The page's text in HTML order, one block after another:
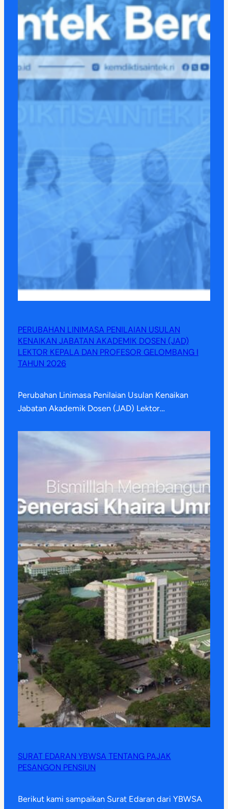
PERUBAHAN LINIMASA PENILAIAN USULAN
KENAIKAN JABATAN AKADEMIK DOSEN (JAD)
LEKTOR KEPALA DAN PROFESOR GELOMBANG I
TAHUN 2026
Perubahan Linimasa Penilaian Usulan Kenaikan
Jabatan Akademik Dosen (JAD) Lektor…
SURAT EDARAN YBWSA TENTANG PAJAK
PESANGON PENSIUN
Berikut kami sampaikan Surat Edaran dari YBWSA